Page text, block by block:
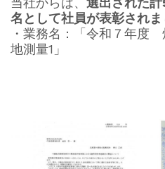
名として社員が表彰されま
・業務名：「令和７年
地測量1」